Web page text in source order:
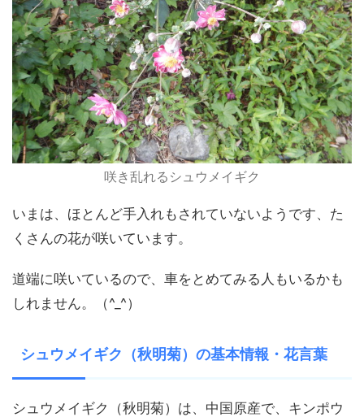
咲き乱れるシュウメイギク
いまは、ほとんど手入れもされていないようです、た
くさんの花が咲いています。
道端に咲いているので、車をとめてみる人もいるかも
しれません。（^_^）
シュウメイギク（秋明菊）の基本情報・花言葉
シュウメイギク（秋明菊）は、中国原産で、キンポウ